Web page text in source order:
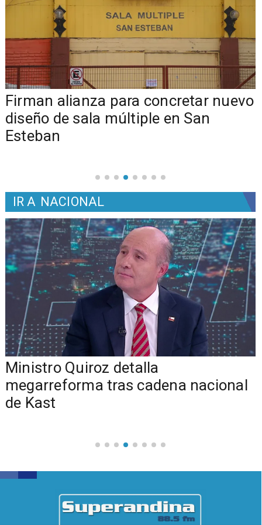
​​Firman alianza para concretar nuevo
diseño de sala múltiple en San
Esteban
IR A NACIONAL
Ministro Quiroz detalla
megarreforma tras cadena nacional
de Kast